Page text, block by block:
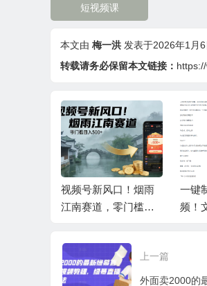
短视频课
本文由 梅一洪 发表于2026年1月
转载请务必保留本文链接：
视频号新风口！烟雨
江南赛道，零门槛日
一键
频！
上一篇